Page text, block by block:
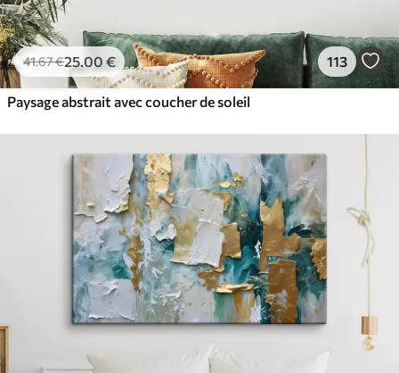
41.67€25.00 € 113
Paysage abstrait avec coucher de soleil